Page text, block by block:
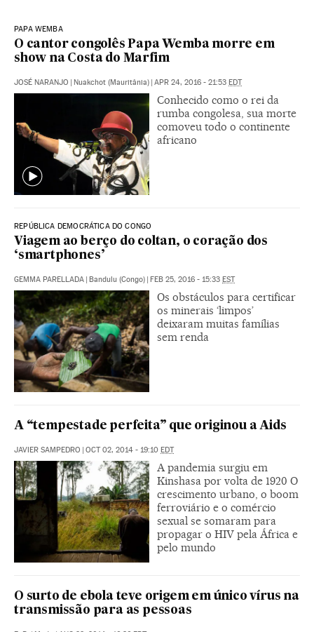
PAPA WEMBA
O cantor congolês Papa Wemba morre em
show na Costa do Marfim
JOSÉ NARANJO | Nuakchot (Mauritânia) | APR 24, 2016 - 21:53 EDT
Conhecido como o rei da
rumba congolesa, sua morte
comoveu todo o continente
africano
REPÚBLICA DEMOCRÁTICA DO CONGO
Viagem ao berço do coltan, o coração dos
‘smartphones’
GEMMA PARELLADA | Bandulu (Congo) | FEB 25, 2016 - 15:33 EST
Os obstáculos para certificar
os minerais ‘limpos’
deixaram muitas famílias
sem renda
A “tempestade perfeita” que originou a Aids
JAVIER SAMPEDRO | OCT 02, 2014 - 19:10 EDT
A pandemia surgiu em
Kinshasa por volta de 1920 O
crescimento urbano, o boom
ferroviário e o comércio
sexual se somaram para
propagar o HIV pela África e
pelo mundo
O surto de ebola teve origem em único vírus na
transmissão para as pessoas